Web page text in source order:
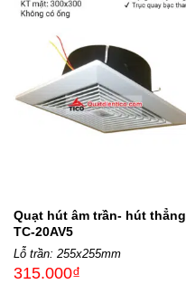
Quạt hút âm trần- hút thẳng
TC-20AV5
Lỗ trần: 255x255mm
315.000₫